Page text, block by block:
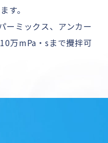
す。
ーミックス、アンカー
万mPa・sまで攪拌可